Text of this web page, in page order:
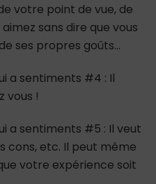
votre point de vue, de
sans dire que vous
ses propres goûts…
a sentiments #4 : Il
vous !
a sentiments #5 : Il veut
cons, etc. Il peut même
votre expérience soit